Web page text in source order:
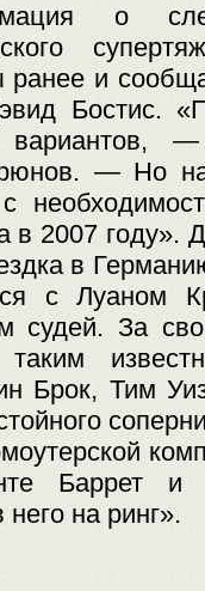
о
и
Бостис.
—
— Но
в 2007 году».
в
с Луаном
судей. За
Брок, Тим
Баррет и
на ринг».